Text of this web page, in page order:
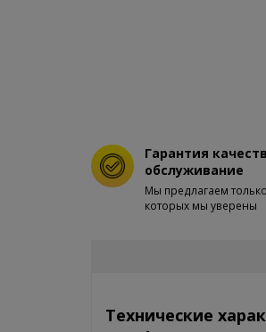
Гарантия
обслуживание
Мы предлагаем
которых мы уверены
Технические